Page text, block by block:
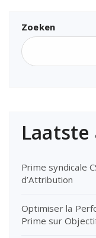
Zoeken
Prime syndicale
d’Attribution
Optimiser la
Prime sur